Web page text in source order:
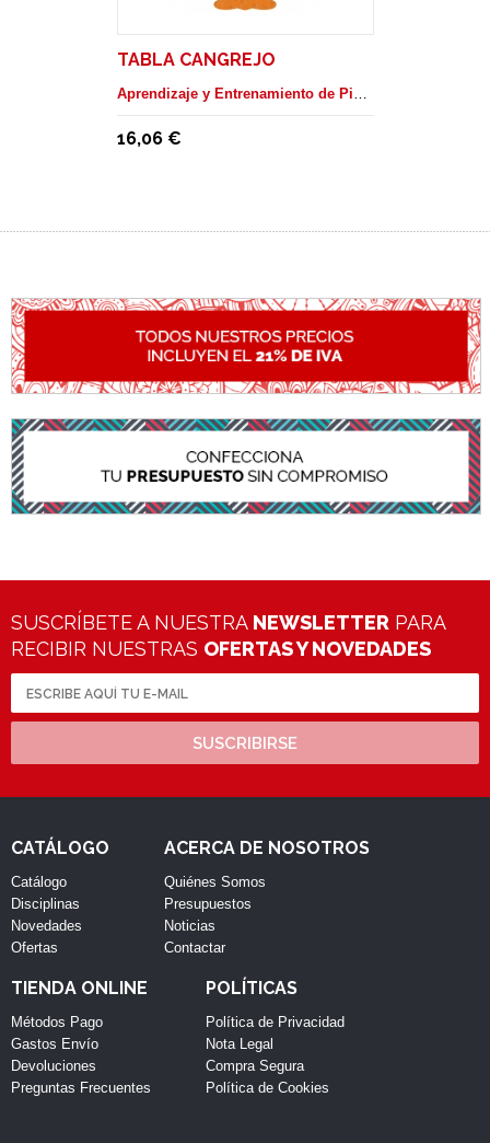
TABLA CANGREJO
Aprendizaje y Entrenamiento de Piscina
16,06 €
SUSCRÍBETE A NUESTRA NEWSLETTER PARA
RECIBIR NUESTRAS OFERTAS Y NOVEDADES
SUSCRIBIRSE
CATÁLOGO
Catálogo
Disciplinas
Novedades
Ofertas
ACERCA DE NOSOTROS
Quiénes Somos
Presupuestos
Noticias
Contactar
TIENDA ONLINE
Métodos Pago
Gastos Envío
Devoluciones
Preguntas Frecuentes
POLÍTICAS
Política de Privacidad
Nota Legal
Compra Segura
Política de Cookies